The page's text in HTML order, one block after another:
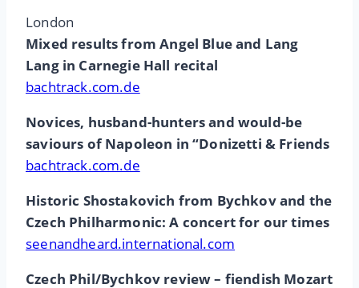
London
Mixed results from Angel Blue and Lang
Lang in Carnegie Hall recital
bachtrack.com.de
Novices, husband-hunters and would-be
saviours of Napoleon in “Donizetti & Friends
bachtrack.com.de
Historic Shostakovich from Bychkov and the
Czech Philharmonic: A concert for our times
seenandheard.international.com
Czech Phil/Bychkov review – fiendish Mozart